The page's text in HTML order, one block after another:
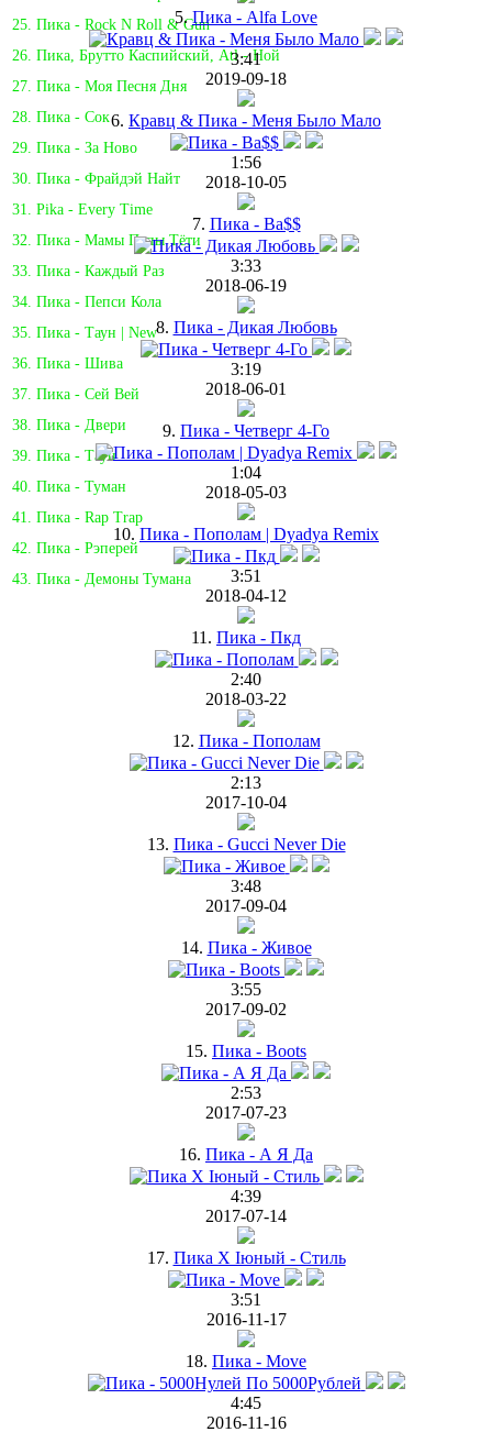
25. Пика - Rock N Roll & Gun
26. Пика, Брутто Каспийский, Atl - Ной
27. Пика - Моя Песня Дня
28. Пика - Сок
29. Пика - За Ново
30. Пика - Фрайдэй Найт
31. Pika - Every Time
32. Пика - Мамы Папы Тёти
33. Пика - Каждый Раз
34. Пика - Пепси Кола
35. Пика - Таун | New
36. Пика - Шива
37. Пика - Сей Вей
38. Пика - Двери
39. Пика - Таун
40. Пика - Туман
41. Пика - Rap Trap
42. Пика - Рэперей
43. Пика - Демоны Тумана
5.Пика - Alfa Love
3:41
2019-09-18
6. Кравц & Пика - Меня Было Мало
1:56
2018-10-05
7. Пика - Ba$$
3:33
2018-06-19
8. Пика - Дикая Любовь
3:19
2018-06-01
9. Пика - Четверг 4-Го
1:04
2018-05-03
10. Пика - Пополам | Dyadya Remix
3:51
2018-04-12
11. Пика - Пкд
2:40
2018-03-22
12. Пика - Пополам
2:13
2017-10-04
13. Пика - Gucci Never Die
3:48
2017-09-04
14. Пика - Живое
3:55
2017-09-02
15. Пика - Boots
2:53
2017-07-23
16. Пика - А Я Да
4:39
2017-07-14
17. Пика Х Iюный - Стиль
3:51
2016-11-17
18. Пика - Move
4:45
2016-11-16